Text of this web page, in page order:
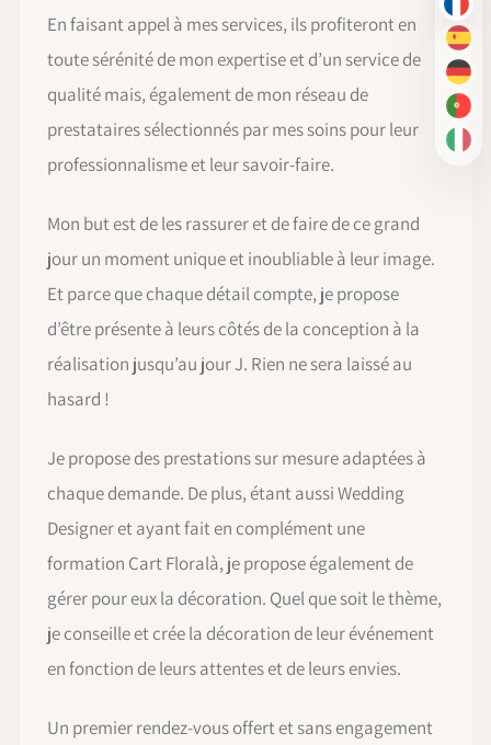
FR
ES
DE
PT-
IT
En faisant appel à mes services, ils profiteront en
toute sérénité de mon expertise et d’un service de
qualité mais, également de mon réseau de
prestataires sélectionnés par mes soins pour leur
professionnalisme et leur savoir-faire.
Mon but est de les rassurer et de faire de ce grand
jour un moment unique et inoubliable à leur image.
Et parce que chaque détail compte, je propose
d’être présente à leurs côtés de la conception à la
réalisation jusqu’au jour J. Rien ne sera laissé au
hasard !
Je propose des prestations sur mesure adaptées à
chaque demande. De plus, étant aussi Wedding
Designer et ayant fait en complément une
formation Çart Floralà, je propose également de
gérer pour eux la décoration. Quel que soit le thème,
je conseille et crée la décoration de leur événement
en fonction de leurs attentes et de leurs envies.
Un premier rendez-vous offert et sans engagement